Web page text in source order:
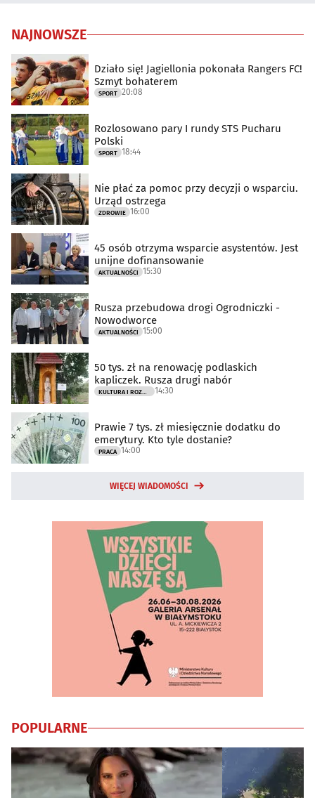
NAJNOWSZE
Działo się! Jagiellonia pokonała Rangers FC!
Szmyt bohaterem
SPORT 20:08
Rozlosowano pary I rundy STS Pucharu
Polski
SPORT 18:44
Nie płać za pomoc przy decyzji o wsparciu.
Urząd ostrzega
ZDROWIE 16:00
45 osób otrzyma wsparcie asystentów. Jest
unijne dofinansowanie
AKTUALNOŚCI 15:30
Rusza przebudowa drogi Ogrodniczki -
Nowodworce
AKTUALNOŚCI 15:00
50 tys. zł na renowację podlaskich
kapliczek. Rusza drugi nabór
14:30
Prawie 7 tys. zł miesięcznie dodatku do
emerytury. Kto tyle dostanie?
PRACA 14:00
WIĘCEJ WIADOMOŚCI
POPULARNE